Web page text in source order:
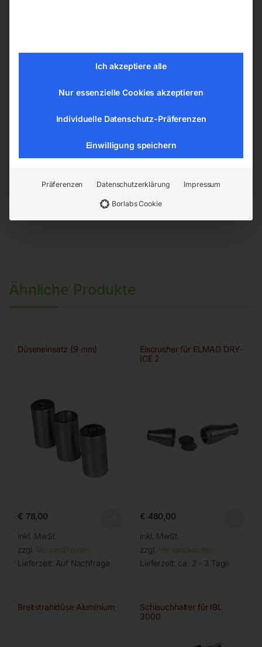
Schlauchverbindungsrohr mit
Für ø 9 mm Schlauch
Artikelnummer:
Tüllen, Fittings
Ähnliche Produkte
Düseneinsatz (9 mm)
€ 78,00
inkl. MwSt.
zzgl. Versandkosten
Lieferzeit: Auf Nachfrage
Eiscrusher für ELMAG DRY-
ICE 2
€ 480,00
inkl. MwSt.
zzgl. Versandkosten
Lieferzeit: ca. 2 - 3 Tage
Breitstrahldüse Aluminium
Schlauchhalter für IBL
3000
Ich akzeptiere alle
Nur essenzielle Cookies akzeptieren
Individuelle Datenschutz-Präferenzen
Einwilligung speichern
Präferenzen Datenschutzerklärung Impressum
Borlabs Cookie